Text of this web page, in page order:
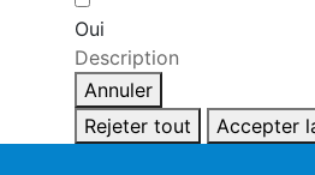
Oui
Description
Annuler
Rejeter tout
Accepter